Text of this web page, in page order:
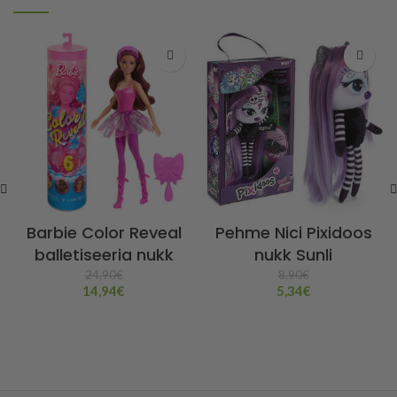
Barbie Color Reveal
balletiseeria nukk
24,90€
14,94€
Pehme Nici Pixidoos
nukk Sunli
8,90€
5,34€